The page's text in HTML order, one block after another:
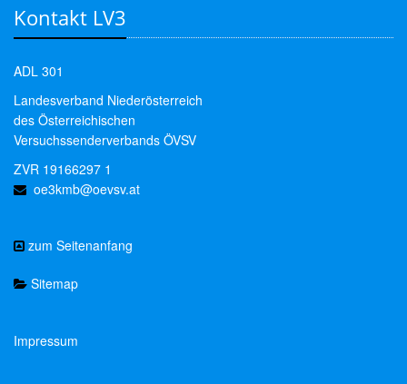
Kontakt LV3
ADL 301
Landesverband Niederösterreich
des Österreichischen
Versuchssenderverbands ÖVSV
ZVR 19166297 1
oe3kmb@oevsv.at
zum Seitenanfang
Sitemap
Impressum